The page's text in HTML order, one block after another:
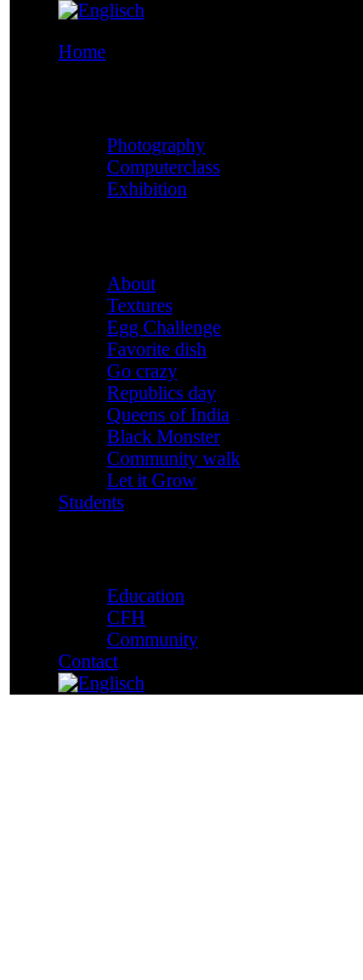
Home
Photography
Computerclass
Exhibition
About
Textures
Egg Challenge
Favorite dish
Go crazy
Republics day
Queens of India
Black Monster
Community walk
Let it Grow
Students
Education
CFH
Community
Contact